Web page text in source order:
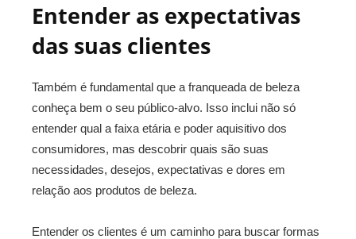
Entender as expectativas
das suas clientes
Também é fundamental que a franqueada de beleza
conheça bem o seu público-alvo. Isso inclui não só
entender qual a faixa etária e poder aquisitivo dos
consumidores, mas descobrir quais são suas
necessidades, desejos, expectativas e dores em
relação aos produtos de beleza.
Entender os clientes é um caminho para buscar formas